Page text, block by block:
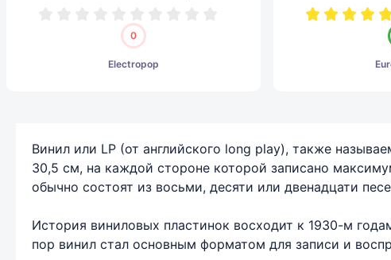
0
Electropop
Винил или LP (от английского long play), также
30,5 см, на каждой стороне которой записано
обычно состоят из восьми, десяти или двенадцати
История виниловых пластинок восходит к 1930-м
пор винил стал основным форматом для записи и